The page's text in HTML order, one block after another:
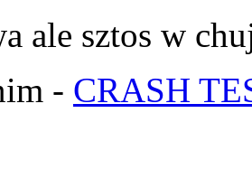
ale sztos w
- CRASH